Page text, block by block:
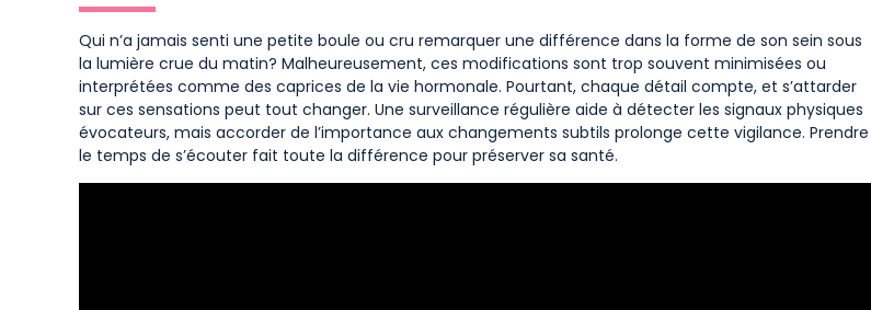
Qui n’a jamais senti une petite boule ou cru remarquer une différence dans la forme de son sein sous
la lumière crue du matin? Malheureusement, ces modifications sont trop souvent minimisées ou
interprétées comme des caprices de la vie hormonale. Pourtant, chaque détail compte, et s’attarder
sur ces sensations peut tout changer. Une surveillance régulière aide à détecter les signaux physiques
évocateurs, mais accorder de l’importance aux changements subtils prolonge cette vigilance. Prendre
le temps de s’écouter fait toute la différence pour préserver sa santé.